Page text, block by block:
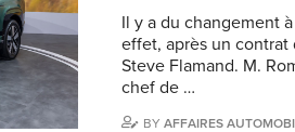
Il y a du changement
effet, après un contrat
Steve Flamand. M.
chef de …
BYAFFAIRES